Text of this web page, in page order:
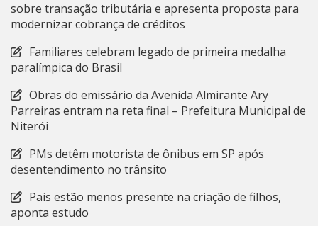
sobre transação tributária e apresenta proposta para
modernizar cobrança de créditos
Familiares celebram legado de primeira medalha
paralímpica do Brasil
Obras do emissário da Avenida Almirante Ary
Parreiras entram na reta final – Prefeitura Municipal de
Niterói
PMs detêm motorista de ônibus em SP após
desentendimento no trânsito
Pais estão menos presente na criação de filhos,
aponta estudo